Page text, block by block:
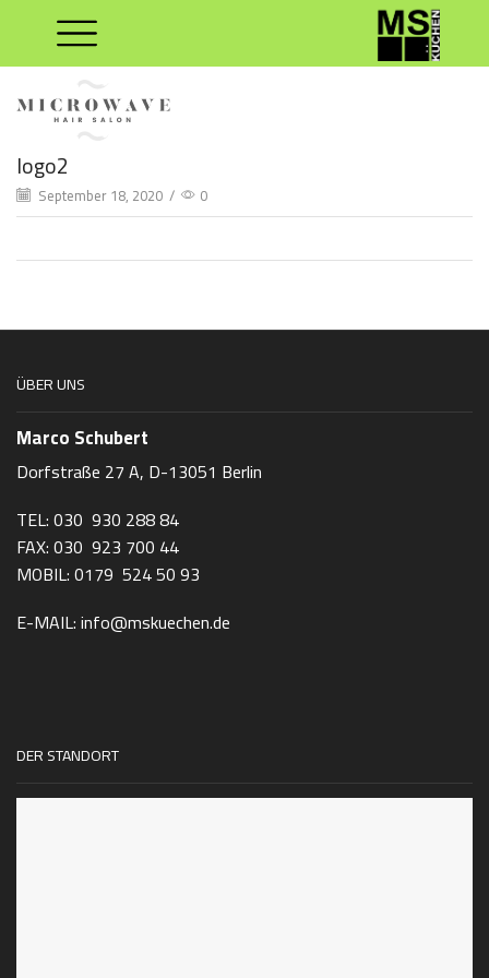
logo2
September 18, 2020 / 0
ÜBER UNS
Marco Schubert
Dorfstraße 27 A, D-13051 Berlin
TEL: 030 930 288 84
FAX: 030 923 700 44
MOBIL: 0179 524 50 93
E-MAIL: info@mskuechen.de
DER STANDORT